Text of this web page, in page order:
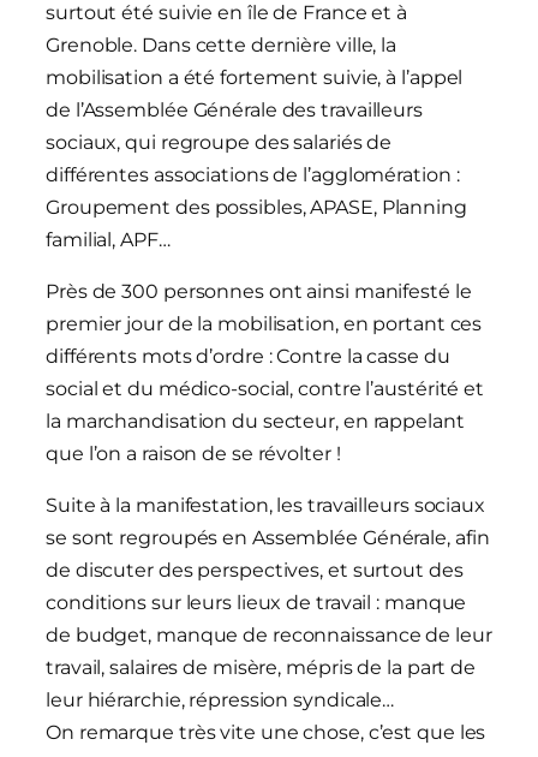
surtout été suivie en île de France et à
Grenoble. Dans cette dernière ville, la
mobilisation a été fortement suivie, à l’appel
de l’Assemblée Générale des travailleurs
sociaux, qui regroupe des salariés de
différentes associations de l’agglomération :
Groupement des possibles, APASE, Planning
familial, APF…
Près de 300 personnes ont ainsi manifesté le
premier jour de la mobilisation, en portant ces
différents mots d’ordre : Contre la casse du
social et du médico-social, contre l’austérité et
la marchandisation du secteur, en rappelant
que l’on a raison de se révolter !
Suite à la manifestation, les travailleurs sociaux
se sont regroupés en Assemblée Générale, afin
de discuter des perspectives, et surtout des
conditions sur leurs lieux de travail : manque
de budget, manque de reconnaissance de leur
travail, salaires de misère, mépris de la part de
leur hiérarchie, répression syndicale…
On remarque très vite une chose, c’est que les